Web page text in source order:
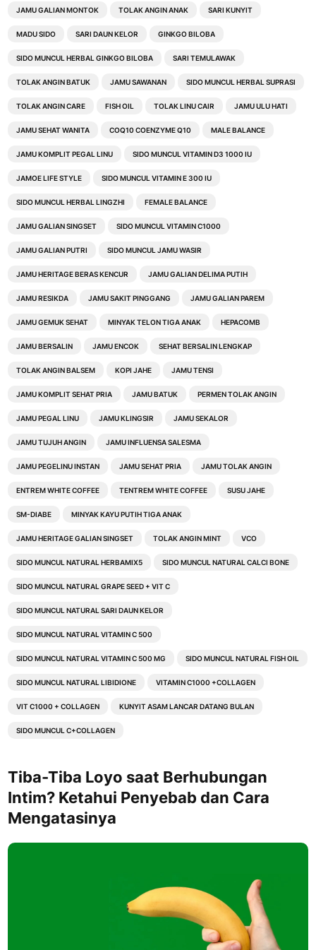
JAMU GALIAN MONTOK TOLAK ANGIN ANAK SARI KUNYIT
MADU SIDO SARI DAUN KELOR GINKGO BILOBA
SIDO MUNCUL HERBAL GINKGO BILOBA SARI TEMULAWAK
TOLAK ANGIN BATUK JAMU SAWANAN SIDO MUNCUL HERBAL SUPRASI
TOLAK ANGIN CARE FISH OIL TOLAK LINU CAIR JAMU ULU HATI
JAMU SEHAT WANITA COQ10 COENZYME Q10 MALE BALANCE
JAMU KOMPLIT PEGAL LINU SIDO MUNCUL VITAMIN D3 1000 IU
JAMOE LIFE STYLE SIDO MUNCUL VITAMIN E 300 IU
SIDO MUNCUL HERBAL LINGZHI FEMALE BALANCE
JAMU GALIAN SINGSET SIDO MUNCUL VITAMIN C1000
JAMU GALIAN PUTRI SIDO MUNCUL JAMU WASIR
JAMU HERITAGE BERAS KENCUR JAMU GALIAN DELIMA PUTIH
JAMU RESIKDA JAMU SAKIT PINGGANG JAMU GALIAN PAREM
JAMU GEMUK SEHAT MINYAK TELON TIGA ANAK HEPACOMB
JAMU BERSALIN JAMU ENCOK SEHAT BERSALIN LENGKAP
TOLAK ANGIN BALSEM KOPI JAHE JAMU TENSI
JAMU KOMPLIT SEHAT PRIA JAMU BATUK PERMEN TOLAK ANGIN
JAMU PEGAL LINU JAMU KLINGSIR JAMU SEKALOR
JAMU TUJUH ANGIN JAMU INFLUENSA SALESMA
JAMU PEGELINU INSTAN JAMU SEHAT PRIA JAMU TOLAK ANGIN
ENTREM WHITE COFFEE TENTREM WHITE COFFEE SUSU JAHE
SM-DIABE MINYAK KAYU PUTIH TIGA ANAK
JAMU HERITAGE GALIAN SINGSET TOLAK ANGIN MINT VCO
SIDO MUNCUL NATURAL HERBAMIX5 SIDO MUNCUL NATURAL CALCI BONE
SIDO MUNCUL NATURAL GRAPE SEED + VIT C
SIDO MUNCUL NATURAL SARI DAUN KELOR
SIDO MUNCUL NATURAL VITAMIN C 500
SIDO MUNCUL NATURAL VITAMIN C 500 MG SIDO MUNCUL NATURAL FISH OIL
SIDO MUNCUL NATURAL LIBIDIONE VITAMIN C1000 +COLLAGEN
VIT C1000 + COLLAGEN KUNYIT ASAM LANCAR DATANG BULAN
SIDO MUNCUL C+COLLAGEN
Tiba-Tiba Loyo saat Berhubungan
Intim? Ketahui Penyebab dan Cara
Mengatasinya